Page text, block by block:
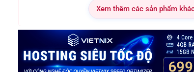
Xem thêm các sản phẩm